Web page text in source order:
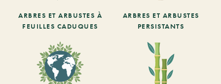
ARBRES ET ARBUSTES À
FEUILLES CADUQUES
ARBRES ET ARBUSTES
PERSISTANTS